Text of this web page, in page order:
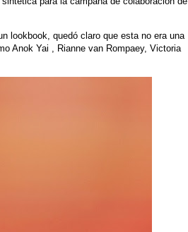
lookbook, quedó claro que esta no era una
Anok Yai , Rianne van Rompaey, Victoria